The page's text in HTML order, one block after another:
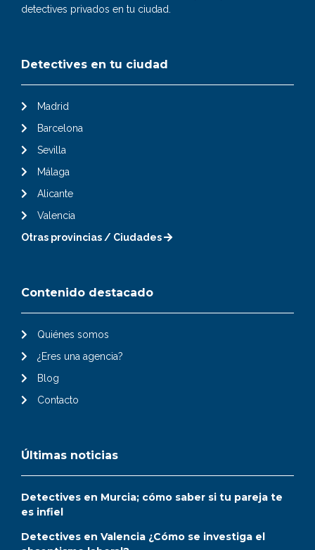
detectives privados en tu ciudad.
Detectives en tu ciudad
Madrid
Barcelona
Sevilla
Málaga
Alicante
Valencia
Otras provincias / Ciudades
Contenido destacado
Quiénes somos
¿Eres una agencia?
Blog
Contacto
Últimas noticias
Detectives en Murcia; cómo saber si tu pareja te
es infiel
Detectives en Valencia ¿Cómo se investiga el